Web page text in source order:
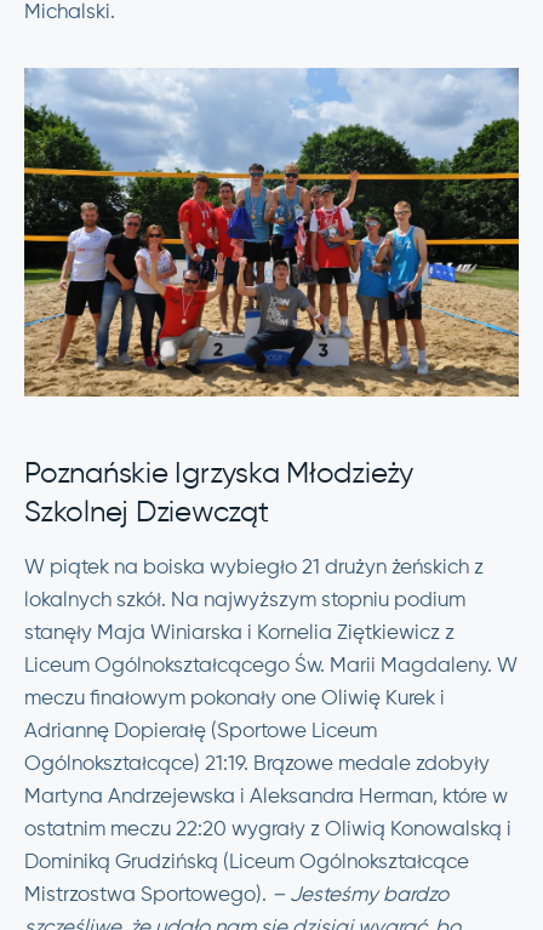
Michalski.
Poznańskie Igrzyska Młodzieży
Szkolnej Dziewcząt
W piątek na boiska wybiegło 21 drużyn żeńskich z
lokalnych szkół. Na najwyższym stopniu podium
stanęły Maja Winiarska i Kornelia Ziętkiewicz z
Liceum Ogólnokształcącego Św. Marii Magdaleny. W
meczu finałowym pokonały one Oliwię Kurek i
Adriannę Dopierałę (Sportowe Liceum
Ogólnokształcące) 21:19. Brązowe medale zdobyły
Martyna Andrzejewska i Aleksandra Herman, które w
ostatnim meczu 22:20 wygrały z Oliwią Konowalską i
Dominiką Grudzińską (Liceum Ogólnokształcące
Mistrzostwa Sportowego). – Jesteśmy bardzo